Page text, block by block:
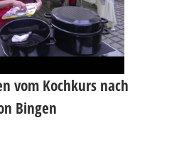
vom Kochkurs nach
Bingen